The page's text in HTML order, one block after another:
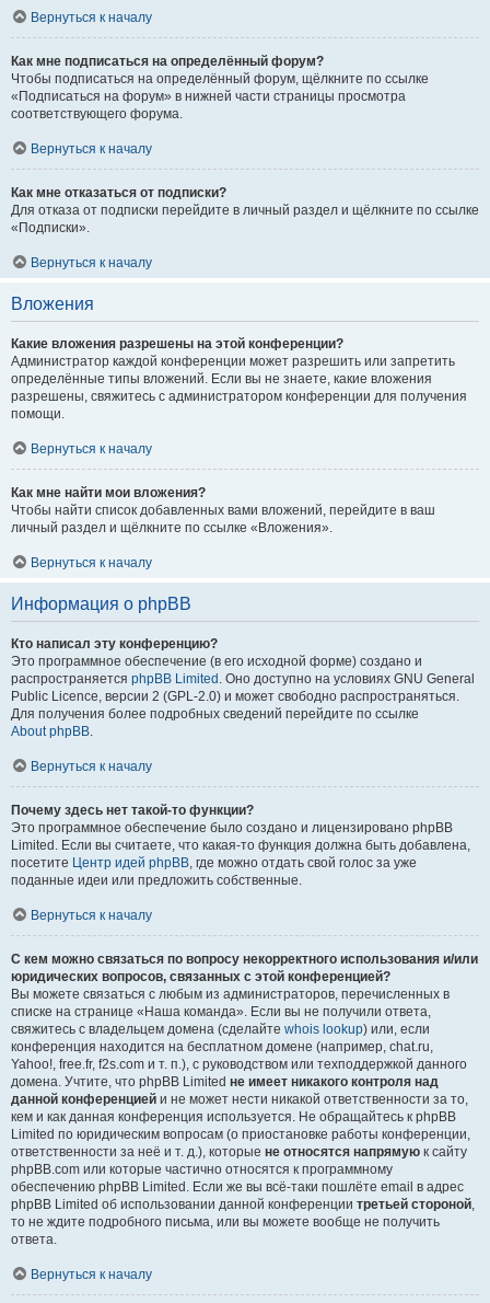
Вернуться к началу
Как мне подписаться на определённый форум?
Чтобы подписаться на определённый форум, щёлкните по ссылке
«Подписаться на форум» в нижней части страницы просмотра
соответствующего форума.
Вернуться к началу
Как мне отказаться от подписки?
Для отказа от подписки перейдите в личный раздел и щёлкните по ссылке
«Подписки».
Вернуться к началу
Вложения
Какие вложения разрешены на этой конференции?
Администратор каждой конференции может разрешить или запретить
определённые типы вложений. Если вы не знаете, какие вложения
разрешены, свяжитесь с администратором конференции для получения
помощи.
Вернуться к началу
Как мне найти мои вложения?
Чтобы найти список добавленных вами вложений, перейдите в ваш
личный раздел и щёлкните по ссылке «Вложения».
Вернуться к началу
Информация о phpBB
Кто написал эту конференцию?
Это программное обеспечение (в его исходной форме) создано и
распространяется phpBB Limited . Оно доступно на условиях GNU General
Public Licence, версии 2 (GPL-2.0) и может свободно распространяться.
Для получения более подробных сведений перейдите по ссылке
About phpBB.
Вернуться к началу
Почему здесь нет такой-то функции?
Это программное обеспечение было создано и лицензировано phpBB
Limited. Если вы считаете, что какая-то функция должна быть добавлена,
посетите Центр идей phpBB, где можно отдать свой голос за уже
поданные идеи или предложить собственные.
Вернуться к началу
С кем можно связаться по вопросу некорректного использования и/или
юридических вопросов, связанных с этой конференцией?
Вы можете связаться с любым из администраторов, перечисленных в
списке на странице «Наша команда». Если вы не получили ответа,
свяжитесь с владельцем домена (сделайте whois lookup) или, если
конференция находится на бесплатном домене (например, chat.ru,
Yahoo!, free.fr, f2s.com и т. п.), с руководством или техподдержкой данного
домена. Учтите, что phpBB Limited не имеет никакого контроля над
данной конференцией и не может нести никакой ответственности за то,
кем и как данная конференция используется. Не обращайтесь к phpBB
Limited по юридическим вопросам (о приостановке работы конференции,
ответственности за неё и т. д.), которые не относятся напрямую к сайту
phpBB.com или которые частично относятся к программному
обеспечению phpBB Limited. Если же вы всё-таки пошлёте email в адрес
phpBB Limited об использовании данной конференции третьей стороной,
то не ждите подробного письма, или вы можете вообще не получить
ответа.
Вернуться к началу